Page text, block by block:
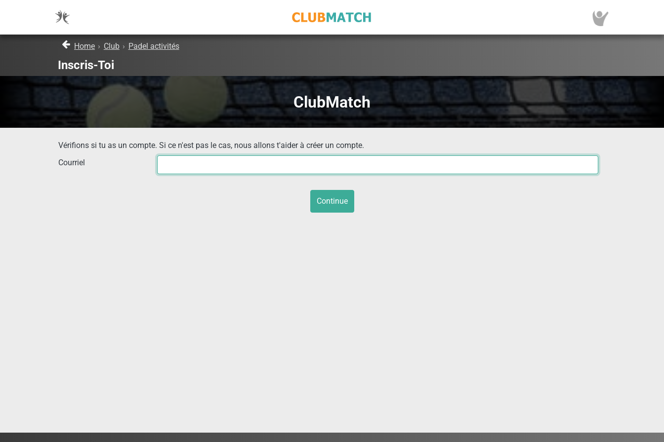
Home › Club › Padel activités
Inscris-Toi
ClubMatch
Vérifions si tu as un compte. Si ce n'est pas le cas, nous allons t'aider à créer un compte.
Courriel
Continue